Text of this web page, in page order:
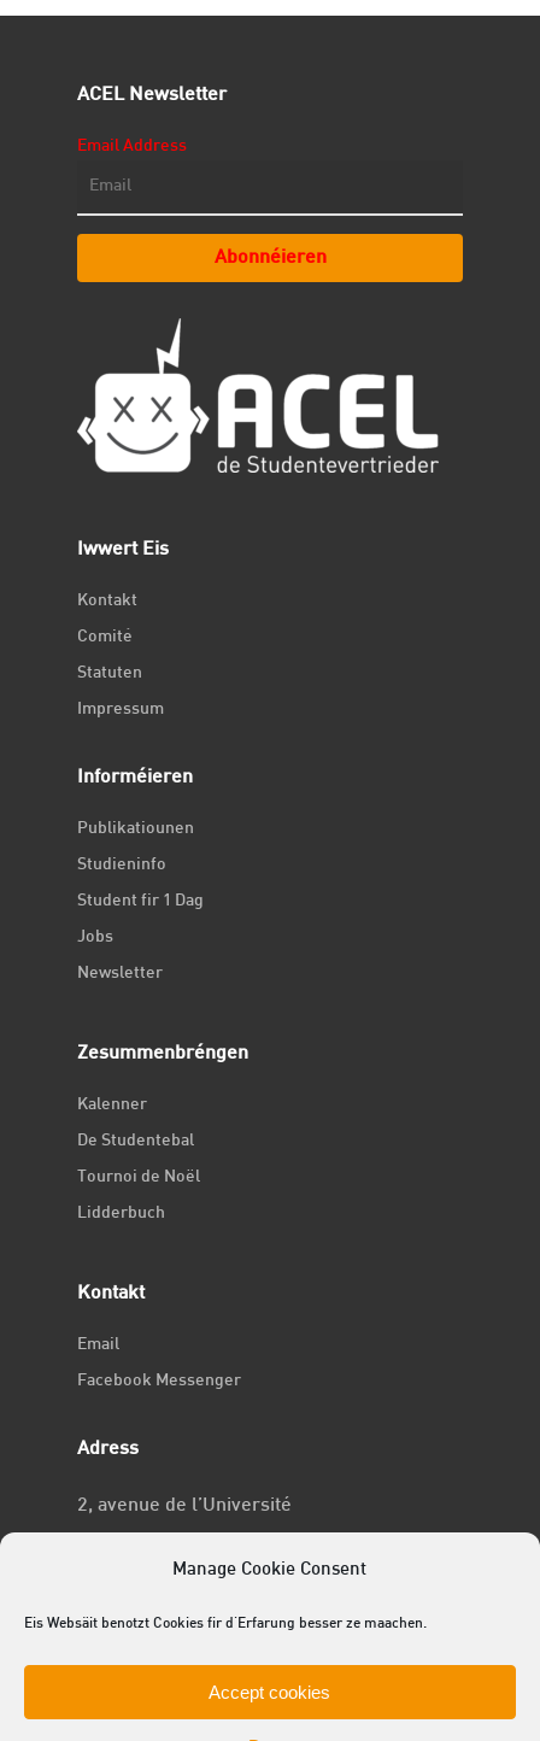
Manage Cookie Consent
Eis Websäit benotzt Cookies fir d'Erfarung besser ze maachen.
Accept cookies
ACEL Newsletter
Email Address
Abonnéieren
Iwwert Eis
Kontakt
Comité
Statuten
Impressum
Informéieren
Publikatiounen
Studieninfo
Student fir 1 Dag
Jobs
Newsletter
Zesummenbréngen
Kalenner
De Studentebal
Tournoi de Noël
Lidderbuch
Kontakt
Email
Facebook Messenger
Adress
2, avenue de l’Université
No RCSL